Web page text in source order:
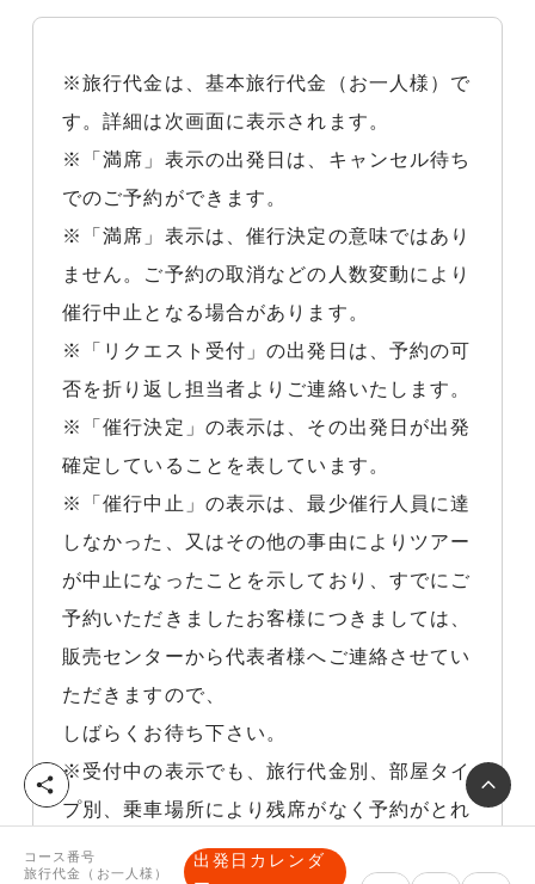
※旅行代金は、基本旅行代金（お一人様）で
す。詳細は次画面に表示されます。
※「満席」表示の出発日は、キャンセル待ち
でのご予約ができます。
※「満席」表示は、催行決定の意味ではあり
ません。ご予約の取消などの人数変動により
催行中止となる場合があります。
※「リクエスト受付」の出発日は、予約の可
否を折り返し担当者よりご連絡いたします。
※「催行決定」の表示は、その出発日が出発
確定していることを表しています。
※「催行中止」の表示は、最少催行人員に達
しなかった、又はその他の事由によりツアー
が中止になったことを示しており、すでにご
予約いただきましたお客様につきましては、
販売センターから代表者様へご連絡させてい
ただきますので、
しばらくお待ち下さい。
※受付中の表示でも、旅行代金別、部屋タイ
プ別、乗車場所により残席がなく予約がとれ
ない場合があります。
コース番号
旅行代金（お一人様）
出発日カレンダ
シ
ェ
ア